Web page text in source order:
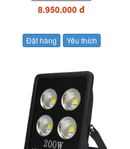
8.950.000 đ
Đặt hàng Yêu thích